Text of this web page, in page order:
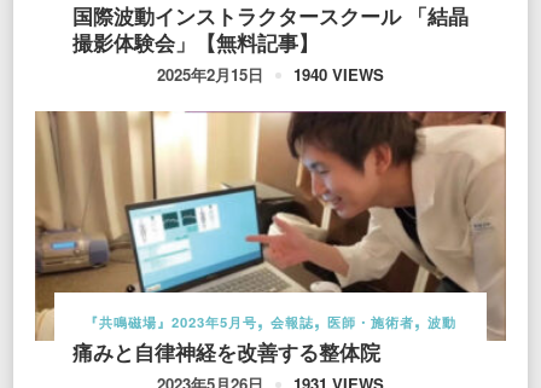
国際波動インストラクタースクール 「結晶
撮影体験会」【無料記事】
2025年2月15日 1940 VIEWS
『共鳴磁場』2023年5月号 会報誌 医師・施術者 波動
痛みと自律神経を改善する整体院
1931 VIEWS